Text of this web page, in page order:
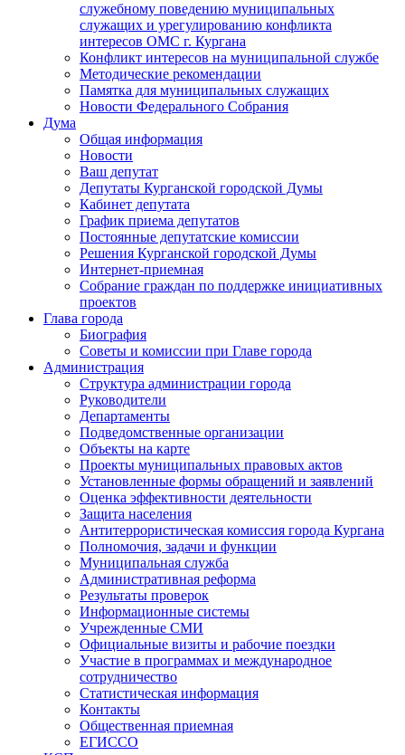
служебному поведению муниципальных
служащих и урегулированию конфликта
интересов ОМС г. Кургана
Конфликт интересов на муниципальной службе
Методические рекомендации
Памятка для муниципальных служащих
Новости Федерального Cобрания
Дума
Общая информация
Новости
Ваш депутат
Депутаты Курганской городской Думы
Кабинет депутата
График приема депутатов
Постоянные депутатские комиссии
Решения Курганской городской Думы
Интернет-приемная
Собрание граждан по поддержке инициативных
проектов
Глава города
Биография
Советы и комиссии при Главе города
Администрация
Структура администрации города
Руководители
Департаменты
Подведомственные организации
Объекты на карте
Проекты муниципальных правовых актов
Установленные формы обращений и заявлений
Оценка эффективности деятельности
Защита населения
Антитеррористическая комиссия города Кургана
Полномочия, задачи и функции
Муниципальная служба
Административная реформа
Результаты проверок
Информационные системы
Учрежденные СМИ
Официальные визиты и рабочие поездки
Участие в программах и международное
сотрудничество
Статистическая информация
Контакты
Общественная приемная
ЕГИССО